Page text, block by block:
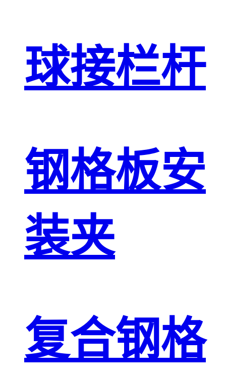
球接栏杆
钢格板安
装夹
复合钢格